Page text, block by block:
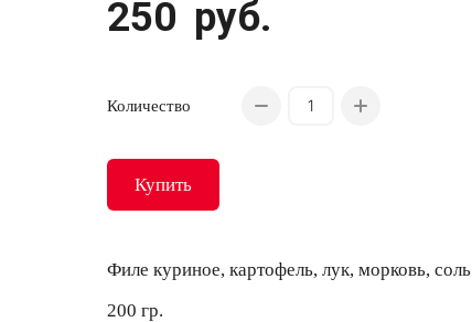
250 руб.
Количество
Купить
Филе куриное, картофель, лук, морковь, соль
200 гр.